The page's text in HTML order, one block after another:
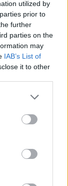
utilized by
prior to
further
parties on the
may
IAB’s List of
it to other